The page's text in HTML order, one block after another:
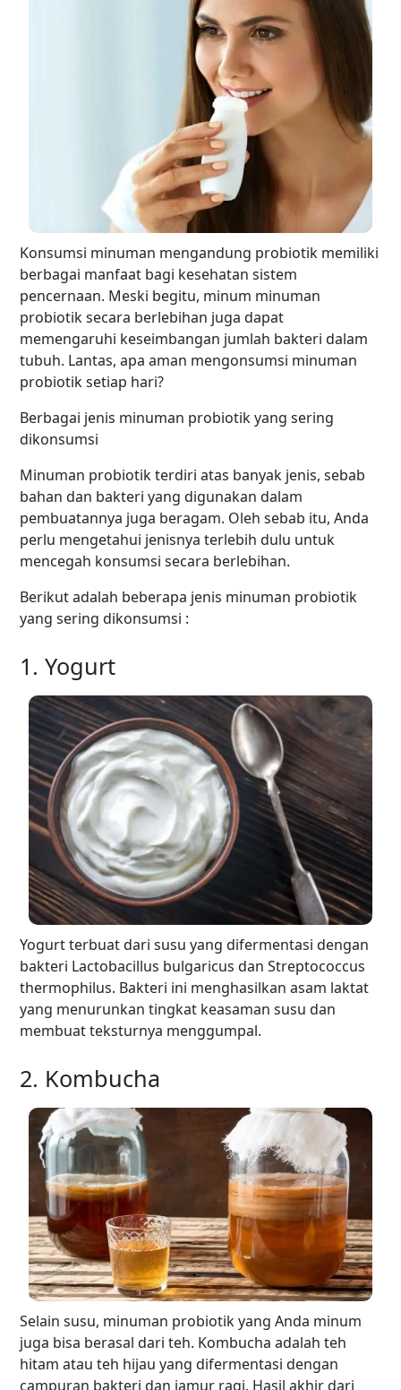
Konsumsi minuman mengandung probiotik memiliki
berbagai manfaat bagi kesehatan sistem
pencernaan. Meski begitu, minum minuman
probiotik secara berlebihan juga dapat
memengaruhi keseimbangan jumlah bakteri dalam
tubuh. Lantas, apa aman mengonsumsi minuman
probiotik setiap hari?
Berbagai jenis minuman probiotik yang sering
dikonsumsi
Minuman probiotik terdiri atas banyak jenis, sebab
bahan dan bakteri yang digunakan dalam
pembuatannya juga beragam. Oleh sebab itu, Anda
perlu mengetahui jenisnya terlebih dulu untuk
mencegah konsumsi secara berlebihan.
Berikut adalah beberapa jenis minuman probiotik
yang sering dikonsumsi :
1. Yogurt
Yogurt terbuat dari susu yang difermentasi dengan
bakteri Lactobacillus bulgaricus dan Streptococcus
thermophilus. Bakteri ini menghasilkan asam laktat
yang menurunkan tingkat keasaman susu dan
membuat teksturnya menggumpal.
2. Kombucha
Selain susu, minuman probiotik yang Anda minum
juga bisa berasal dari teh. Kombucha adalah teh
hitam atau teh hijau yang difermentasi dengan
campuran bakteri dan jamur ragi. Hasil akhir dari